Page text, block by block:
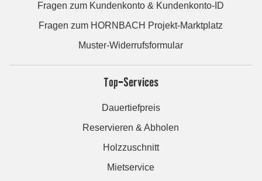
Fragen zum Kundenkonto & Kundenkonto-ID
Fragen zum HORNBACH Projekt-Marktplatz
Muster-Widerrufsformular
Top-Services
Dauertiefpreis
Reservieren & Abholen
Holzzuschnitt
Mietservice